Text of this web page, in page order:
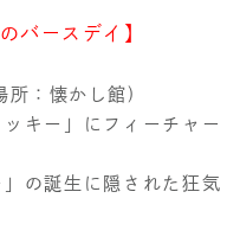
バースデイ】
所：懐かし館)
キー」にフィーチャー
の誕生に隠された狂気